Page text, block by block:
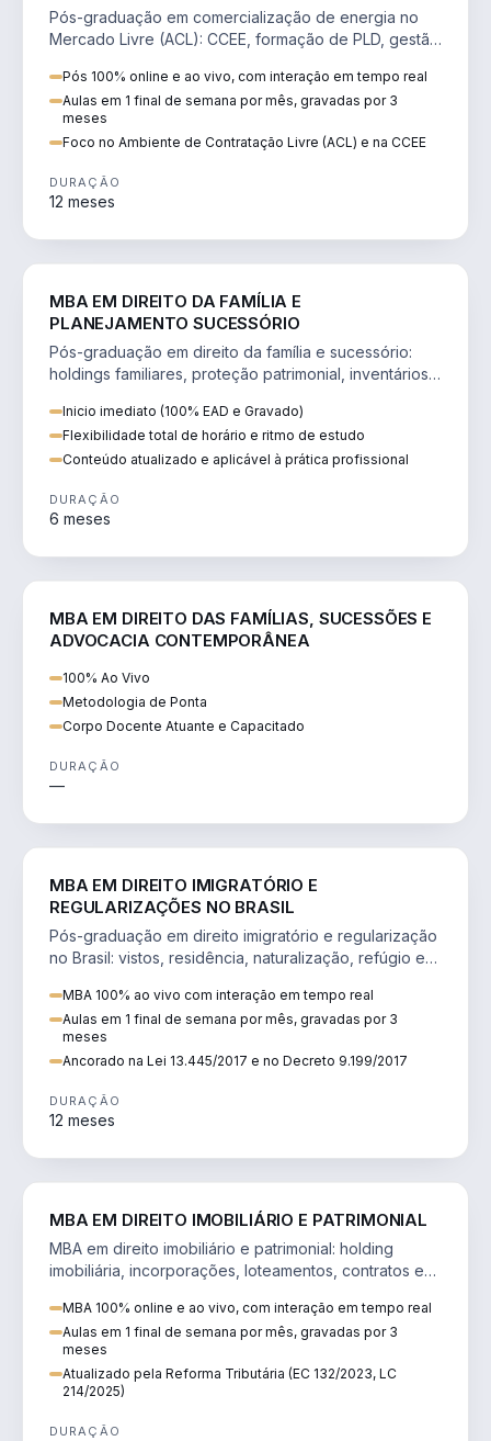
Pós-graduação em comercialização de energia no
Mercado Livre (ACL): CCEE, formação de PLD, gestão
Pós 100% online e ao vivo, com interação em tempo real
Aulas em 1 final de semana por mês, gravadas por 3
meses
Foco no Ambiente de Contratação Livre (ACL) e na CCEE
DURAÇÃO
12 meses
MBA EM DIREITO DA FAMÍLIA E
PLANEJAMENTO SUCESSÓRIO
Pós-graduação em direito da família e sucessório:
holdings familiares, proteção patrimonial, inventários
Inicio imediato (100% EAD e Gravado)
Flexibilidade total de horário e ritmo de estudo
Conteúdo atualizado e aplicável à prática profissional
DURAÇÃO
6 meses
MBA EM DIREITO DAS FAMÍLIAS, SUCESSÕES E
ADVOCACIA CONTEMPORÂNEA
100% Ao Vivo
Metodologia de Ponta
Corpo Docente Atuante e Capacitado
DURAÇÃO
—
MBA EM DIREITO IMIGRATÓRIO E
REGULARIZAÇÕES NO BRASIL
Pós-graduação em direito imigratório e regularização
no Brasil: vistos, residência, naturalização, refúgio e
MBA 100% ao vivo com interação em tempo real
Aulas em 1 final de semana por mês, gravadas por 3
meses
Ancorado na Lei 13.445/2017 e no Decreto 9.199/2017
DURAÇÃO
12 meses
MBA EM DIREITO IMOBILIÁRIO E PATRIMONIAL
MBA em direito imobiliário e patrimonial: holding
imobiliária, incorporações, loteamentos, contratos e
MBA 100% online e ao vivo, com interação em tempo real
Aulas em 1 final de semana por mês, gravadas por 3
meses
Atualizado pela Reforma Tributária (EC 132/2023, LC
214/2025)
DURAÇÃO